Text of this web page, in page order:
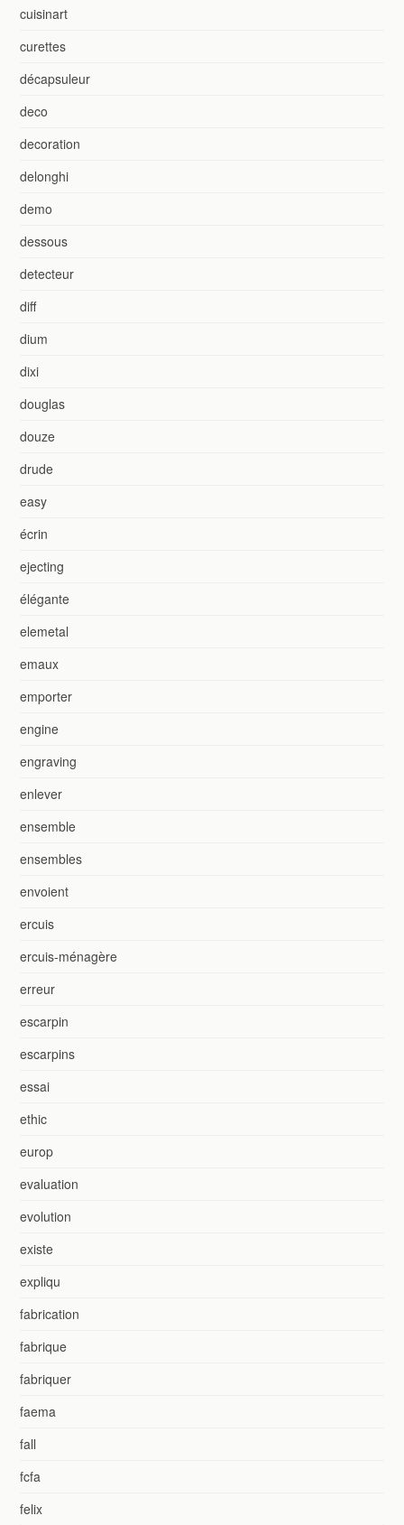
cuisinart
curettes
décapsuleur
deco
decoration
delonghi
demo
dessous
detecteur
diff
dium
dixi
douglas
douze
drude
easy
écrin
ejecting
élégante
elemetal
emaux
emporter
engine
engraving
enlever
ensemble
ensembles
envoient
ercuis
ercuis-ménagère
erreur
escarpin
escarpins
essai
ethic
europ
evaluation
evolution
existe
expliqu
fabrication
fabrique
fabriquer
faema
fall
fcfa
felix